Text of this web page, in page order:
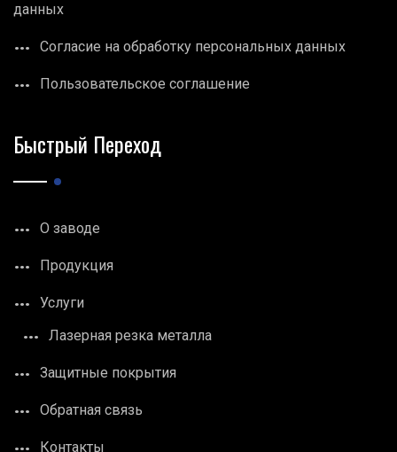
данных
Согласие на обработку персональных данных
Пользовательское соглашение
Быстрый Переход
О заводе
Продукция
Услуги
Лазерная резка металла
Защитные покрытия
Обратная связь
Контакты